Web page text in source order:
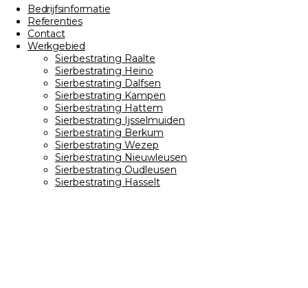
Bedrijfsinformatie
Referenties
Contact
Werkgebied
Sierbestrating Raalte
Sierbestrating Heino
Sierbestrating Dalfsen
Sierbestrating Kampen
Sierbestrating Hattem
Sierbestrating Ijsselmuiden
Sierbestrating Berkum
Sierbestrating Wezep
Sierbestrating Nieuwleusen
Sierbestrating Oudleusen
Sierbestrating Hasselt